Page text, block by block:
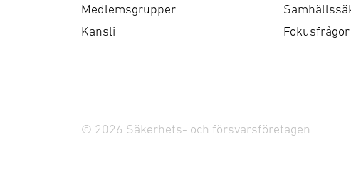
Medlemsgrupper
Kansli
Fokusfrågor
© 2026 Säkerhets- och försvarsföretagen